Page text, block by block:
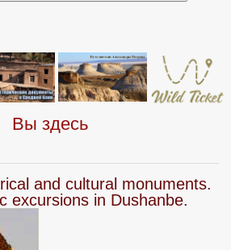
Вы здесь
and cultural monuments.
excursions in Dushanbe.